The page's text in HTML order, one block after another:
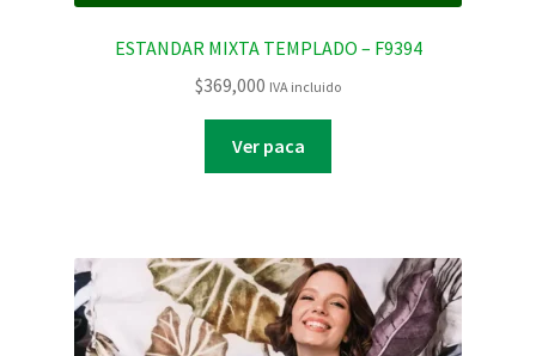
ESTANDAR MIXTA TEMPLADO – F9394
$369,000 IVA incluido
Ver paca